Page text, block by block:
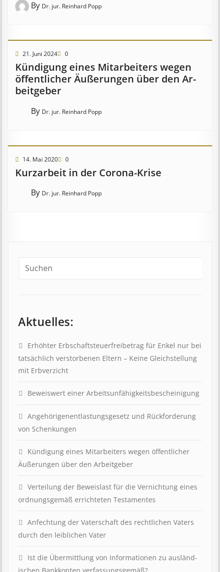
By Dr. jur. Reinhard Popp
21. Juni 2024 0
Kündigung eines Mit­ar­beit­ers wegen
öffent­lich­er Äuß­er­ung­en über den Ar­
beit­geber
By Dr. jur. Reinhard Popp
14. Mai 2020 0
Kurzarbeit in der Corona-Krise
By Dr. jur. Reinhard Popp
Aktuelles:
Erhöhter Erb­schaft­steuer­frei­be­trag für Enkel nur bei
tat­säch­lich ver­storb­en­en Eltern – Keine Gleich­stell­ung
mit Erb­verzicht
Beweis­wert einer Arbeits­un­fähig­keits­be­scheinig­ung
Angehörigenent­lastungs­ge­setz und Rück­ford­er­ung
von Schenk­ung­en
Kündigung eines Mit­ar­beit­ers wegen öffent­lich­er
Äuß­er­ung­en über den Ar­beit­geber
Ver­teil­ung der Be­weis­last für die Ver­nicht­ung eines
ord­nungs­ge­mäß er­richt­et­en Test­ament­es
Anfechtung der Vaterschaft des rechtlichen Vaters
durch den leiblichen Vater
Ist die Über­mitt­lung von In­for­mat­ion­en zu aus­länd­